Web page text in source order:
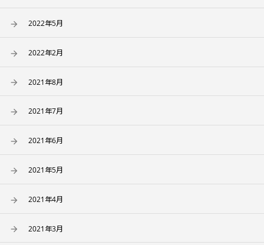
2022年5月
2022年2月
2021年8月
2021年7月
2021年6月
2021年5月
2021年4月
2021年3月